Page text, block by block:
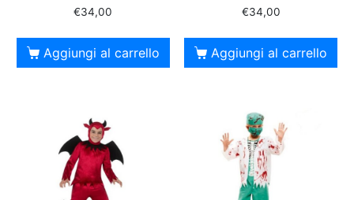
€34,00
Aggiungi al carrello
€34,00
Aggiungi al carrello